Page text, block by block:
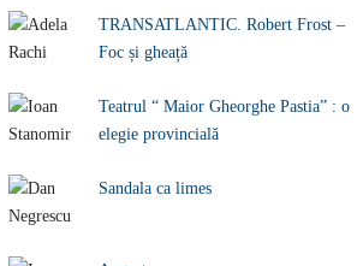
TRANSATLANTIC. Robert Frost –
Foc și gheață
Teatrul “ Maior Gheorghe Pastia” : o
elegie provincială
Sandala ca limes